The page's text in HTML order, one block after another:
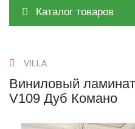
Каталог товаров
VILLA
Виниловый
V109 Дуб Комано